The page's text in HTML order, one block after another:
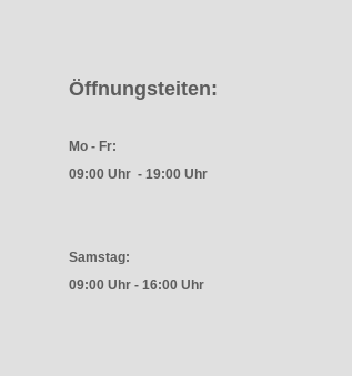
Öffnungsteiten:
Mo - Fr:
09:00 Uhr - 19:00 Uhr
Samstag:
09:00 Uhr - 16:00 Uhr